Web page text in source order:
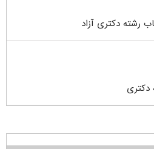
رشته دکتری آزاد
دکتری